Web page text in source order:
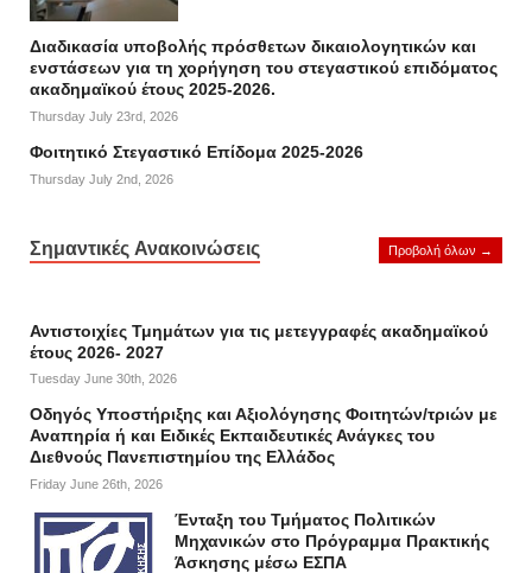
Διαδικασία υποβολής πρόσθετων δικαιολογητικών και
ενστάσεων για τη χορήγηση του στεγαστικού επιδόματος
ακαδημαϊκού έτους 2025-2026.
Thursday July 23rd, 2026
Φοιτητικό Στεγαστικό Επίδομα 2025-2026
Thursday July 2nd, 2026
Σημαντικές Ανακοινώσεις Προβολή όλων →
Αντιστοιχίες Τμημάτων για τις μετεγγραφές ακαδημαϊκού
έτους 2026- 2027
Tuesday June 30th, 2026
Οδηγός Υποστήριξης και Αξιολόγησης Φοιτητών/τριών με
Αναπηρία ή και Ειδικές Εκπαιδευτικές Ανάγκες του
Διεθνούς Πανεπιστημίου της Ελλάδος
Friday June 26th, 2026
Ένταξη του Τμήματος Πολιτικών
Μηχανικών στο Πρόγραμμα Πρακτικής
Άσκησης μέσω ΕΣΠΑ